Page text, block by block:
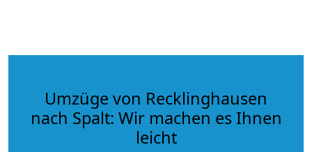
Umzüge von Recklinghausen
nach Spalt: Wir machen es Ihnen
leicht